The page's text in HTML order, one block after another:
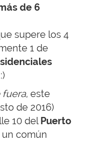
de 6
supere los 4
1 de
fuera, este
de 2016)
10 delPuerto
un común